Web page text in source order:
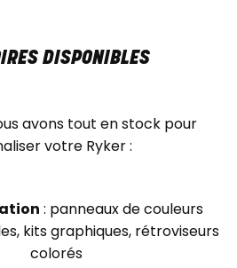
DISPONIBLES
avons tout en stock pour
votre Ryker :
: panneaux de couleurs
kits graphiques, rétroviseurs
colorés